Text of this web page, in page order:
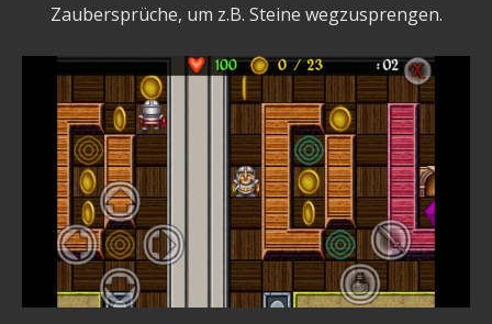
Zaubersprüche, um z.B. Steine wegzusprengen.